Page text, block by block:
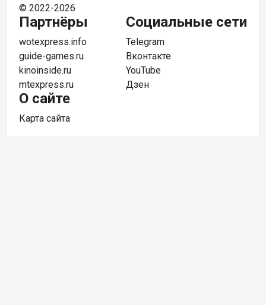
© 2022-2026
Партнёры
wotexpress.info
guide-games.ru
kinoinside.ru
mtexpress.ru
Социальные сети
Telegram
Вконтакте
YouTube
Дзен
О сайте
Карта сайта